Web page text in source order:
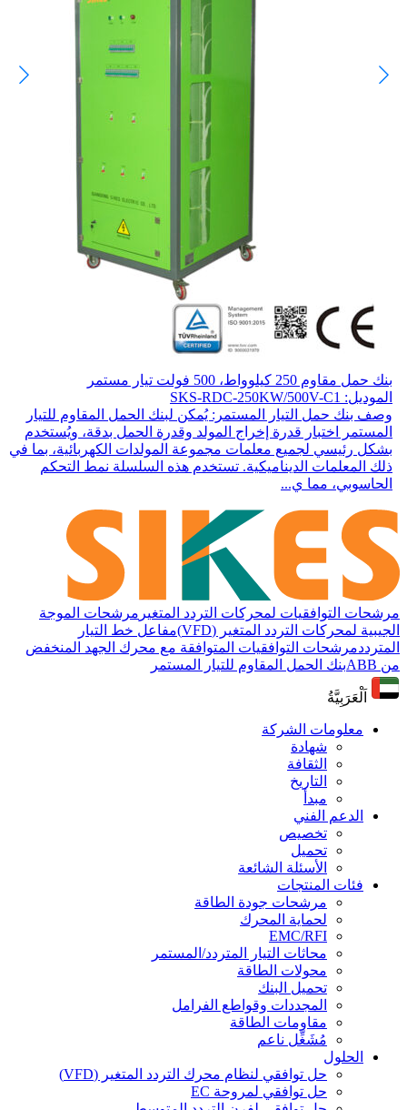
بنك حمل مقاوم 250 كيلوواط، 500 فولت تيار مستمر
الموديل: SKS-RDC-250KW/500V-C1
وصف بنك حمل التيار المستمر: يُمكن لبنك الحمل المقاوم للتيار
المستمر اختبار قدرة إخراج المولد وقدرة الحمل بدقة، ويُستخدم
بشكل رئيسي لجميع معلمات مجموعة المولدات الكهربائية، بما في
ذلك المعلمات الديناميكية. تستخدم هذه السلسلة نمط التحكم
الحاسوبي، مما ي...
مرشحات التوافقيات لمحركات التردد المتغير مرشحات الموجة
الجيبية لمحركات التردد المتغير (VFD)
مفاعل خط التيار
المترددمرشحات التوافقيات المتوافقة مع محرك الجهد المنخفض
من ABB
بنك الحمل المقاوم للتيار المستمر
اَلْعَرَبِيَّةُ
معلومات الشركة
شهادة
الثقافة
التاريخ
مبدأ
الدعم الفني
تخصيص
تحميل
الأسئلة الشائعة
فئات المنتجات
مرشحات جودة الطاقة
لحماية المحرك
EMC/RFI
محاثات التيار المتردد/المستمر
محولات الطاقة
تحميل البنك
المجددات وقواطع الفرامل
مقاومات الطاقة
مُشَغِّل ناعم
الحلول
حل توافقي لنظام محرك التردد المتغير (VFD)
حل توافقي لمروحة EC